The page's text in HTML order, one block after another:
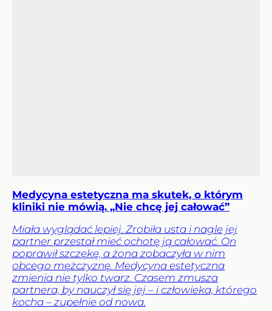
Medycyna estetyczna ma skutek, o którym
kliniki nie mówią. „Nie chcę jej całować”
Miała wyglądać lepiej. Zrobiła usta i nagle jej
partner przestał mieć ochotę ją całować. On
poprawił szczękę, a żona zobaczyła w nim
obcego mężczyznę. Medycyna estetyczna
zmienia nie tylko twarz. Czasem zmusza
partnera, by nauczył się jej – i człowieka, którego
kocha – zupełnie od nowa.